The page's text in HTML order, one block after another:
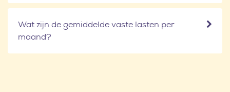
Wat zijn de gemiddelde vaste lasten per
maand?